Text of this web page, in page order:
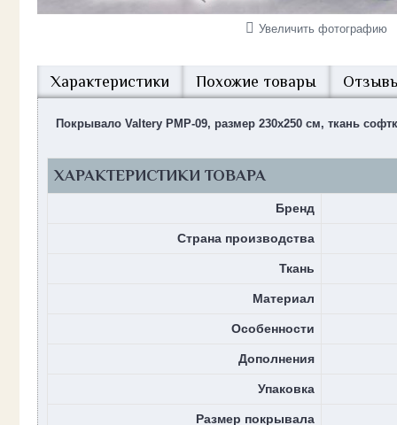
Увеличить фотографию
Характеристики Похожие товары
Покрывало Valtery PMP-09, размер 230х250 см, ткань
ХАРАКТЕРИСТИКИ ТОВАРА
Бренд
Страна производства
Ткань
Материал
Особенности
Дополнения
Упаковка
Размер покрывала